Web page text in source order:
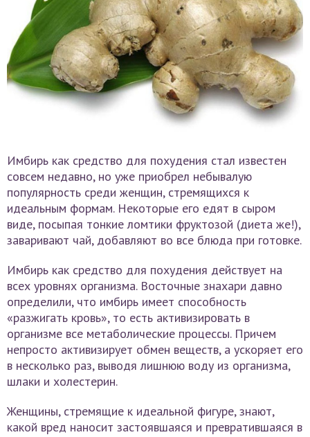
Имбирь как средство для похудения стал известен
совсем недавно, но уже приобрел небывалую
популярность среди женщин, стремящихся к
идеальным формам. Некоторые его едят в сыром
виде, посыпая тонкие ломтики фруктозой (диета же!),
заваривают чай, добавляют во все блюда при готовке.
Имбирь как средство для похудения действует на
всех уровнях организма. Восточные знахари давно
определили, что имбирь имеет способность
«разжигать кровь», то есть активизировать в
организме все метаболические процессы. Причем
непросто активизирует обмен веществ, а ускоряет его
в несколько раз, выводя лишнюю воду из организма,
шлаки и холестерин.
Женщины, стремящие к идеальной фигуре, знают,
какой вред наносит застоявшаяся и превратившаяся в